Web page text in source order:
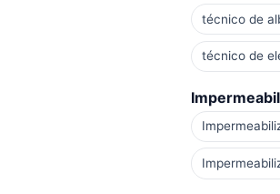
técnico de
técnico de